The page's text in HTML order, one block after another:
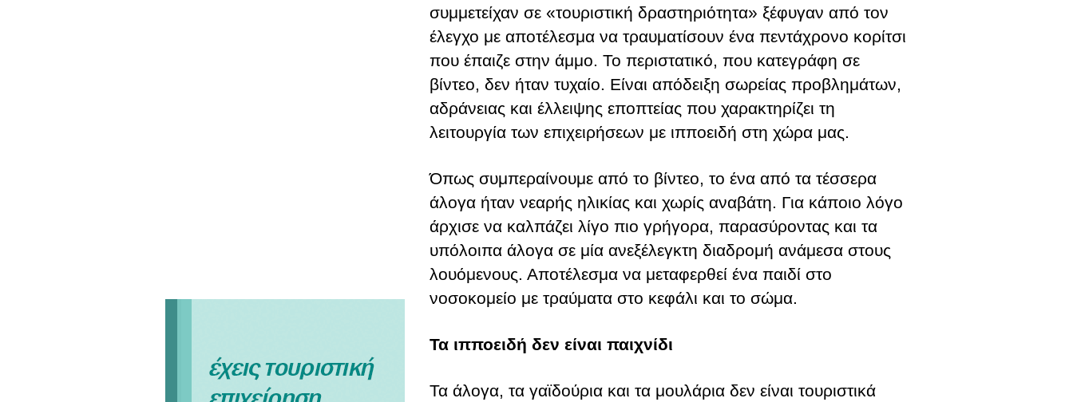
συμμετείχαν σε «τουριστική δραστηριότητα» ξέφυγαν από τον
έλεγχο με αποτέλεσμα να τραυματίσουν ένα πεντάχρονο κορίτσι
που έπαιζε στην άμμο. Το περιστατικό, που κατεγράφη σε
βίντεο, δεν ήταν τυχαίο. Είναι απόδειξη σωρείας προβλημάτων,
αδράνειας και έλλειψης εποπτείας που χαρακτηρίζει τη
λειτουργία των επιχειρήσεων με ιπποειδή στη χώρα μας.
Όπως συμπεραίνουμε από το βίντεο, το ένα από τα τέσσερα
άλογα ήταν νεαρής ηλικίας και χωρίς αναβάτη. Για κάποιο λόγο
άρχισε να καλπάζει λίγο πιο γρήγορα, παρασύροντας και τα
υπόλοιπα άλογα σε μία ανεξέλεγκτη διαδρομή ανάμεσα στους
λουόμενους. Αποτέλεσμα να μεταφερθεί ένα παιδί στο
νοσοκομείο με τραύματα στο κεφάλι και το σώμα.
Τα ιπποειδή δεν είναι παιχνίδι
Τα άλογα, τα γαϊδούρια και τα μουλάρια δεν είναι τουριστικά